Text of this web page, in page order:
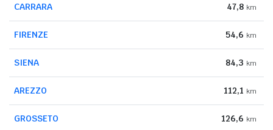
CARRARA 47,8 km
FIRENZE 54,6 km
SIENA 84,3 km
AREZZO 112,1 km
GROSSETO 126,6 km